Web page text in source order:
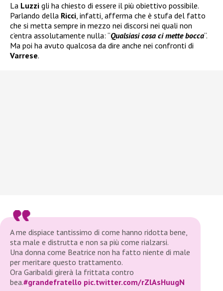
La Luzzi gli ha chiesto di essere il più obiettivo possibile.
Parlando della Ricci, infatti, afferma che è stufa del fatto
che si metta sempre in mezzo nei discorsi nei quali non
c’entra assolutamente nulla: “Qualsiasi cosa ci mette bocca“.
Ma poi ha avuto qualcosa da dire anche nei confronti di
Varrese.
A me dispiace tantissimo di come hanno ridotta bene,
sta male e distrutta e non sa più come rialzarsi.
Una donna come Beatrice non ha fatto niente di male
per meritare questo trattamento.
Ora Garibaldi girerà la frittata contro
bea.#grandefratello pic.twitter.com/rZlAsHuugN